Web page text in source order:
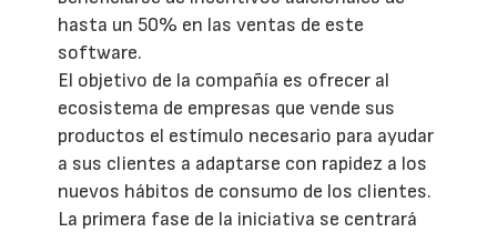
hasta un 50% en las ventas de este
software.
El objetivo de la compañía es ofrecer al
ecosistema de empresas que vende sus
productos el estímulo necesario para ayudar
a sus clientes a adaptarse con rapidez a los
nuevos hábitos de consumo de los clientes.
La primera fase de la iniciativa se centrará